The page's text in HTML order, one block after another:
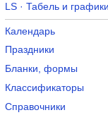
LS · Табель и графики
Календарь
Праздники
Бланки, формы
Классификаторы
Справочники